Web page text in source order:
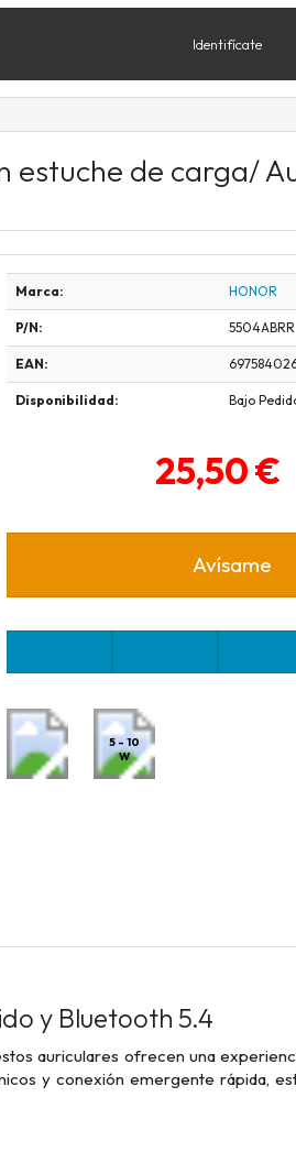
Identifícate
estuche de carga/
Marca: HONOR
P/N: 5504ABRR
EAN:
Disponibilidad: Bajo
25,50 €
Avísame
5 - 10
W
y Bluetooth 5.4
auriculares ofrecen una
y conexión emergente rápida,